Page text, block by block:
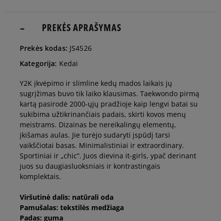
36 2/3 22,5 cm
38 23,5 cm Pranešti man
38 2/3 24 cm Pranešti man
39 1/3 24,5 cm Pranešti man
40 25 cm
40 2/3 25,5 cm
PREKĖS APRAŠYMAS
Prekės kodas: JS4526
Kategorija: Kedai
Y2K įkvėpimo ir slimline kedų mados laikais jų
sugrįžimas buvo tik laiko klausimas. Taekwondo pirmą
kartą pasirodė 2000-ųjų pradžioje kaip lengvi batai su
sukibima užtikrinančiais padais, skirti kovos menų
meistrams. Dizainas be nereikalingų elementų,
įkišamas aulas. Jie turėjo sudaryti įspūdį tarsi
vaikščiotai basas. Minimalistiniai ir extraordinary.
Sportiniai ir „chic“. Juos dievina it-girls, ypač derinant
juos su daugiasluoksniais ir kontrastingais
komplektais.
Viršutinė dalis: natūrali oda
Pamušalas: tekstilės medžiaga
Padas: guma